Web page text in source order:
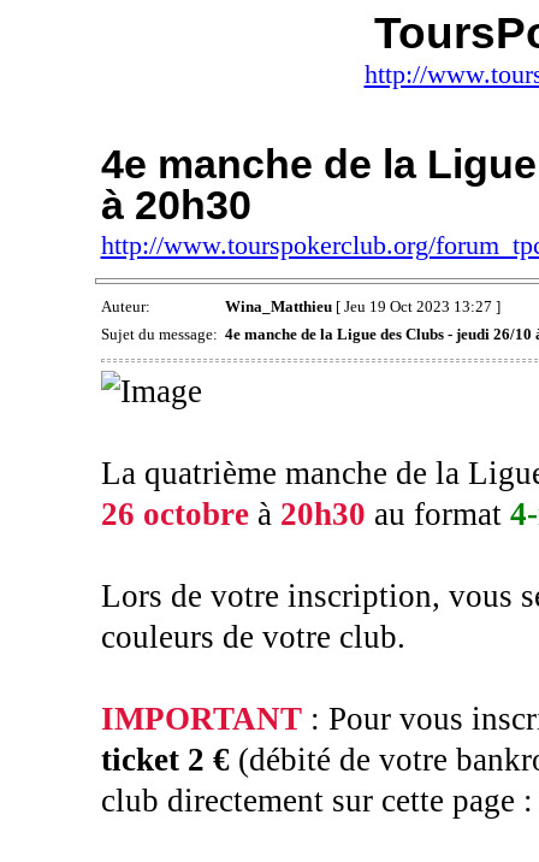
http://
4e manche de la
à 20h30
http://www.tourspokerclub.org/
Auteur: Wina_Matthieu[ Jeu 19 Oct 2023 13:27 ]
Sujet du message: 4e manche de la Ligue des Clubs - jeudi 26/10
La quatrième manche de la
26 octobreà 20h30 au format
Lors de votre inscription, vous
couleurs de votre club.
IMPORTANT: Pour vous
ticket 2 €(débité de votre
club directement sur cette page :